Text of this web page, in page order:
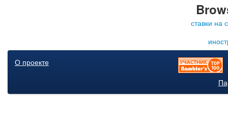
ставки на
О проекте